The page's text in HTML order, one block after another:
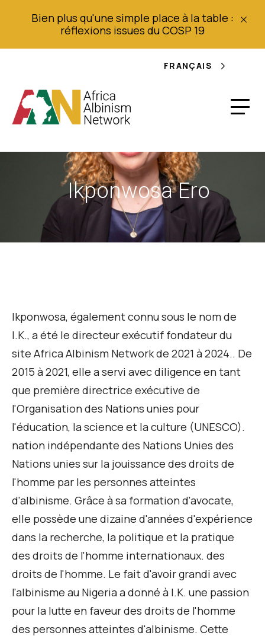
Bien plus qu'une simple place à la table :
réflexions issues du COSP 19
FRANÇAIS
Ikponwosa Ero
Ikponwosa, également connu sous le nom de
I.K., a été le directeur exécutif fondateur du
site Africa Albinism Network de 2021 à 2024.. De
2015 à 2021, elle a servi avec diligence en tant
que première directrice exécutive de
l'Organisation des Nations unies pour
l'éducation, la science et la culture (UNESCO).
nation indépendante des Nations Unies des
Nations unies sur la jouissance des droits de
l'homme par les personnes atteintes
d'albinisme. Grâce à sa formation d'avocate,
elle possède une dizaine d'années d'expérience
dans la recherche, la politique et la pratique
des droits de l'homme internationaux. des
droits de l'homme. Le fait d'avoir grandi avec
l'albinisme au Nigeria a donné à I.K. une passion
pour la lutte en faveur des droits de l'homme
des personnes atteintes d'albinisme. Cette